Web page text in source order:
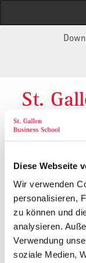
Diese Webseite
Wir verwenden
personalisieren,
zu können und
analysieren.
Verwendung
soziale Medien,
St.
Der von